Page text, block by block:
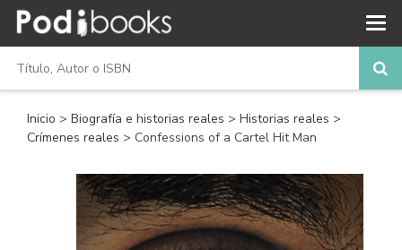
Inicio > Biografía e historias reales > Historias reales >
Crímenes reales > Confessions of a Cartel Hit Man